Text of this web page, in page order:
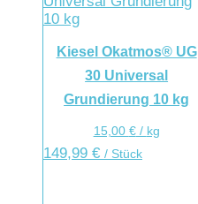
Kiesel Okatmos® UG
30 Universal
Grundierung 10 kg
15,00 €/ kg
149,99 € / Stück